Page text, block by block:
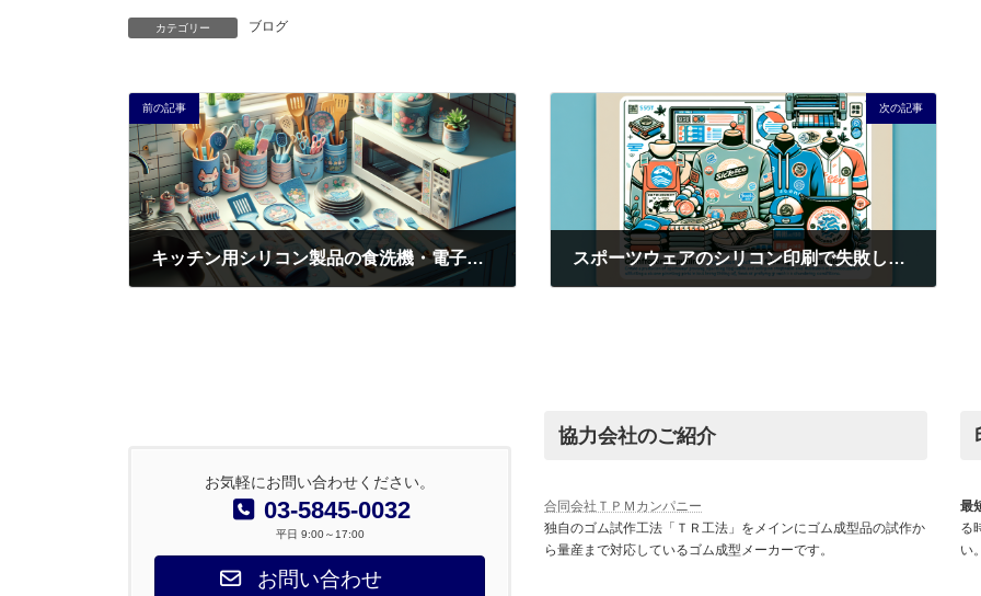
カテゴリー ブログ
前の記事
キッチン用シリコン製品の食洗機・電子レンジ対応印刷：失敗しない委託先選定と品質管理の完全ガイド
次の記事
スポーツウェアのシリコン印刷で失敗しない！業者選びから施工技術まで完全ガイド
お気軽にお問い合わせください。
03-5845-0032
平日 9:00～17:00
お問い合わせ
協力会社のご紹介
合同会社ＴＰＭカンパニー
独自のゴム試作工法「ＴＲ工法」をメインにゴム成型品の試作か
ら量産まで対応しているゴム成型メーカーです。
最
る
い